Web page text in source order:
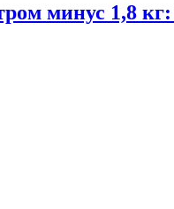
минус 1,8